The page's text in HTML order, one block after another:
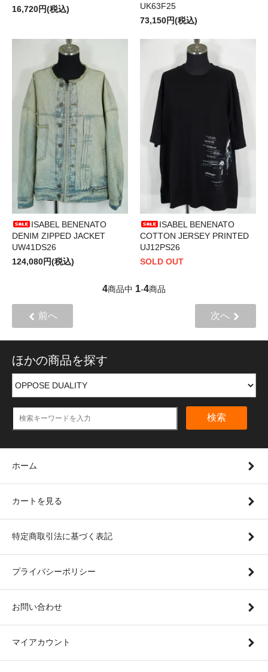
16,720円(税込)
UK63F25
73,150円(税込)
ISABEL BENENATO
DENIM ZIPPED JACKET
UW41DS26
124,080円(税込)
ISABEL BENENATO
COTTON JERSEY PRINTED
UJ12PS26
SOLD OUT
4商品中 1-4商品
前へ 次へ
ほかの商品を探す
検索
ホーム
カートを見る
特定商取引法に基づく表記
プライバシーポリシー
お問い合わせ
マイアカウント